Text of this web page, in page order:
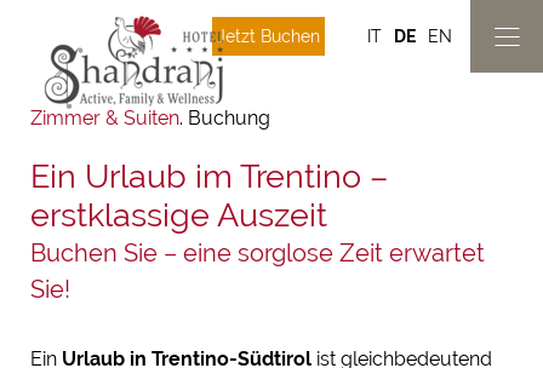
Jetzt Buchen IT DE EN
Zimmer & Suiten. Buchung
Ein Urlaub im Trentino –
erstklassige Auszeit
Buchen Sie – eine sorglose Zeit erwartet
Sie!
Ein Urlaub in Trentino-Südtirol ist gleichbedeutend